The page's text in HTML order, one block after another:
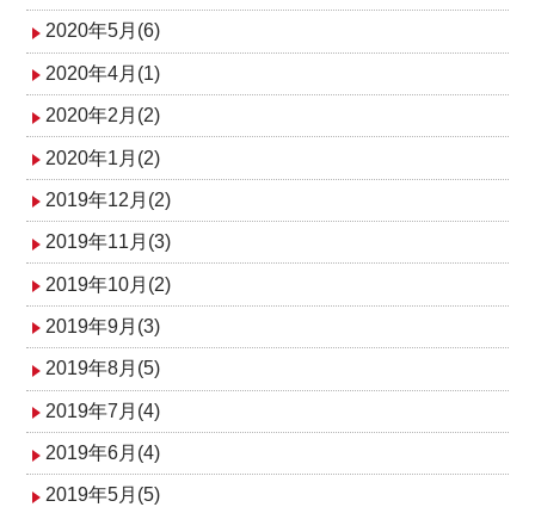
2020年5月(6)
2020年4月(1)
2020年2月(2)
2020年1月(2)
2019年12月(2)
2019年11月(3)
2019年10月(2)
2019年9月(3)
2019年8月(5)
2019年7月(4)
2019年6月(4)
2019年5月(5)